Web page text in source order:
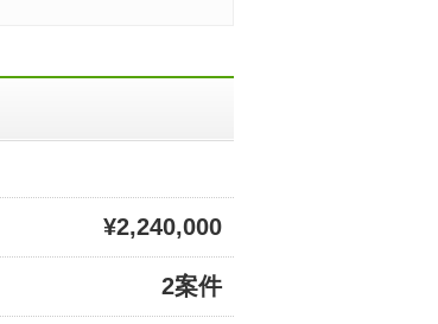
¥2,240,000
2案件